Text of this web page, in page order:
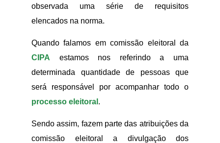
observada uma série de requisitos
elencados na norma.
Quando falamos em comissão eleitoral da
CIPA estamos nos referindo a uma
determinada quantidade de pessoas que
será responsável por acompanhar todo o
processo eleitoral .
Sendo assim, fazem parte das atribuições da
comissão eleitoral a divulgação dos